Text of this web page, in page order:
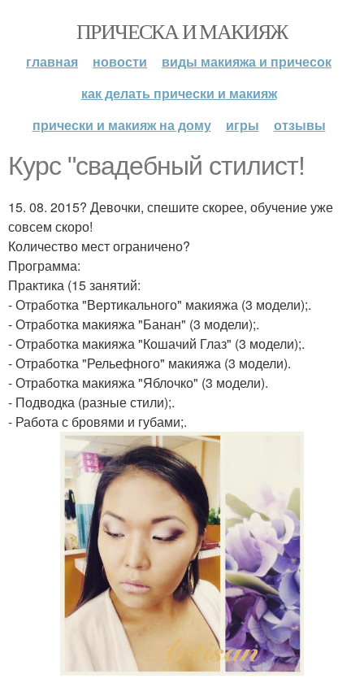
ПРИЧЕСКА И МАКИЯЖ
главная новости
виды макияжа и причесок
как делать прически и макияж
прически и макияж на дому
игры отзывы
Курс "свадебный стилист!
15. 08. 2015? Девочки, спешите скорее, обучение уже
совсем скоро!
Количество мест ограничено?
Программа:
Практика (15 занятий:
- Отработка "Вертикального" макияжа (3 модели);.
- Отработка макияжа "Банан" (3 модели);.
- Отработка макияжа "Кошачий Глаз" (3 модели);.
- Отработка "Рельефного" макияжа (3 модели).
- Отработка макияжа "Яблочко" (3 модели).
- Подводка (разные стили);.
- Работа с бровями и губами;.